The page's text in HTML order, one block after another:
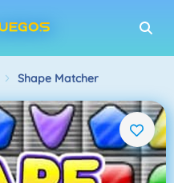
Shape Matcher